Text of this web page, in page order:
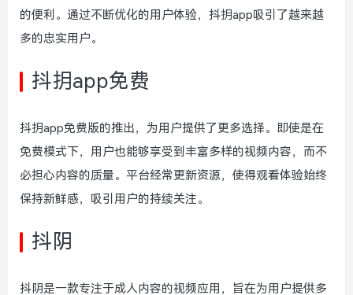
的便利。通过不断优化的用户体验，抖抈app吸引了越来越
多的忠实用户。
抖抈app免费
抖抈app免费版的推出，为用户提供了更多选择。即使是在
免费模式下，用户也能够享受到丰富多样的视频内容，而不
必担心内容的质量。平台经常更新资源，使得观看体验始终
保持新鲜感，吸引用户的持续关注。
抖阴
抖阴是一款专注于成人内容的视频应用，旨在为用户提供多